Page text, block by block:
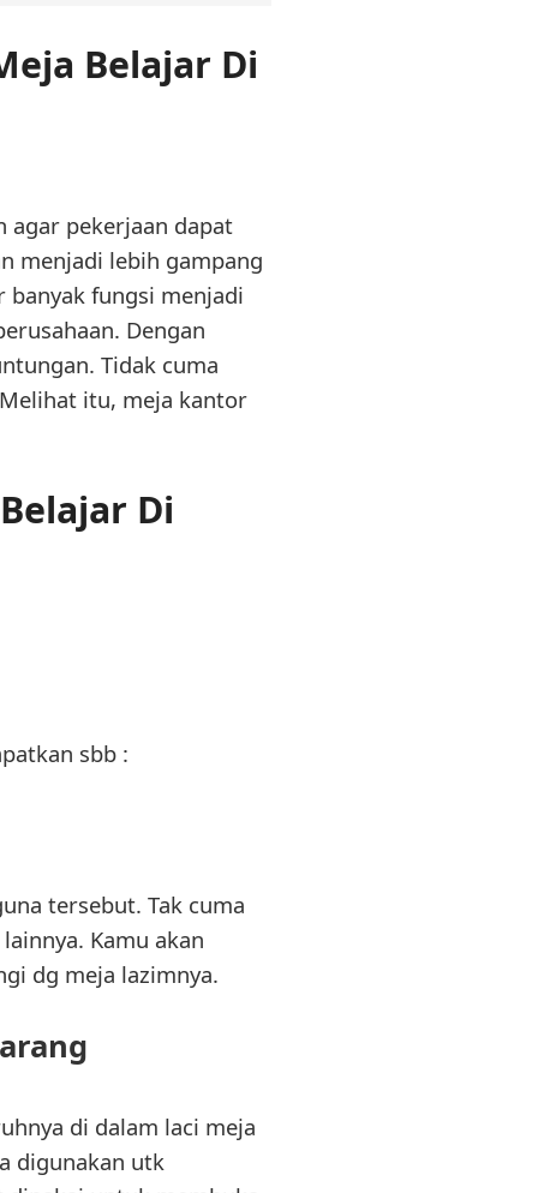
Belajar Di
agar pekerjaan dapat
menjadi lebih gampang
fungsi menjadi
Dengan
Tidak cuma
itu, meja kantor
Di
sbb :
tersebut. Tak cuma
Kamu akan
dg meja lazimnya.
di dalam laci meja
digunakan utk